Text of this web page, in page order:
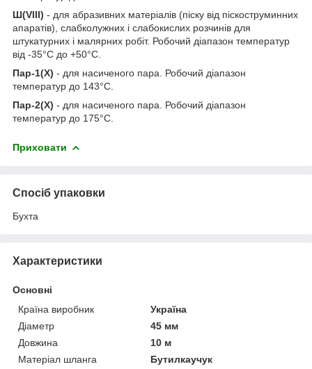
Ш(VIII) - для абразивних матеріалів (піску від піскоструминних
апаратів), слабколужних і слабокислих розчинів для
штукатурних і малярних робіт. Робочий діапазон температур
від -35°С до +50°С.
Пар-1(Х) - для насиченого пара. Робочий діапазон
температур до 143°С.
Пар-2(Х) - для насиченого пара. Робочий діапазон
температур до 175°С.
Приховати
Спосіб упаковки
Бухта
Характеристики
Основні
Країна виробник
Україна
Діаметр
45 мм
Довжина
10 м
Матеріал шланга
Бутилкаучук